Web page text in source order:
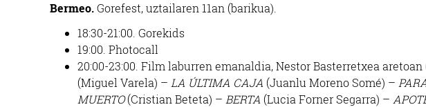
Bermeo.Gorefest, uztailaren 11an (barikua).
18:30-21:00. Gorekids
19:00. Photocall
20:00-23:00. Film laburren emanaldia, Nestor Basterretxea aretoan
(Miguel Varela) – LA ÚLTIMA CAJA (Juanlu Moreno Somé) –
MUERTO(Cristian Beteta) – BERTA (Lucia Forner Segarra) –